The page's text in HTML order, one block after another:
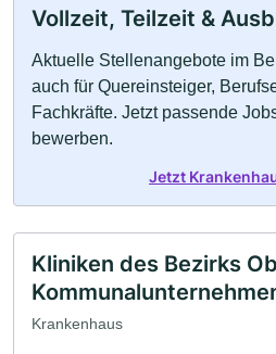
Vollzeit, Teilzeit &
Aktuelle Stellenangebote im
auch für Quereinsteiger,
Fachkräfte. Jetzt passende
bewerben.
Jetzt
Kliniken des Bezirks
Krankenhaus